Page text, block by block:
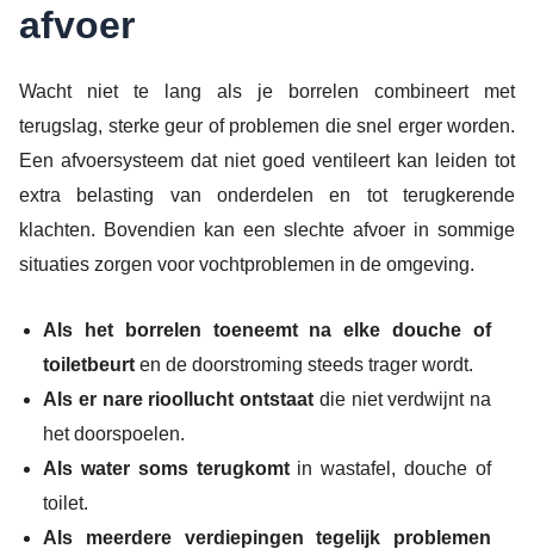
afvoer
Wacht niet te lang als je borrelen combineert met
terugslag, sterke geur of problemen die snel erger worden.
Een afvoersysteem dat niet goed ventileert kan leiden tot
extra belasting van onderdelen en tot terugkerende
klachten. Bovendien kan een slechte afvoer in sommige
situaties zorgen voor vochtproblemen in de omgeving.
Als het borrelen toeneemt na elke douche of
toiletbeurt en de doorstroming steeds trager wordt.
Als er nare rioollucht ontstaat die niet verdwijnt na
het doorspoelen.
Als water soms terugkomtin wastafel, douche of
toilet.
Als meerdere verdiepingen tegelijk problemen